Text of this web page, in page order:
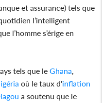
et assurance) tels que
l’intelligent
l’homme s’érige en
tels que leGhana
où le taux d'inflation
a soutenu que le